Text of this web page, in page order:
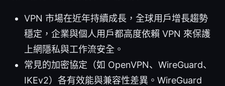
VPN 市場在近年持續成長，全球用戶增長趨勢
穩定，企業與個人用戶都高度依賴 VPN 來保護
上網隱私與工作流安全。
常見的加密協定（如 OpenVPN、WireGuard、
IKEv2）各有效能與兼容性差異。WireGuard